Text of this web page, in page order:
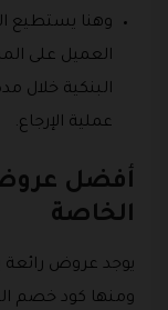
وهنا يستطيع
العميل على
عملية الإرجاع.
أفضل عروض
الخاصة
يوجد عروض رائعة
ومنها كود خصم